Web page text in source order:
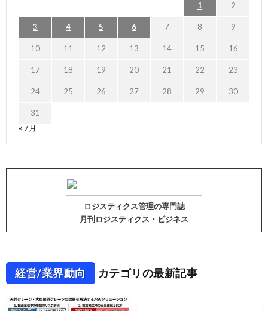
1 2
3 4 5 6 7 8 9
10 11 12 13 14 15 16
17 18 19 20 21 22 23
24 25 26 27 28 29 30
31
« 7月
ロジスティクス管理の専門誌
月刊ロジスティクス・ビジネス
経営/業界動向 カテゴリの最新記事